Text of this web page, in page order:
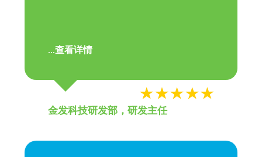
...查看详情
金发科技研发部，研发主任